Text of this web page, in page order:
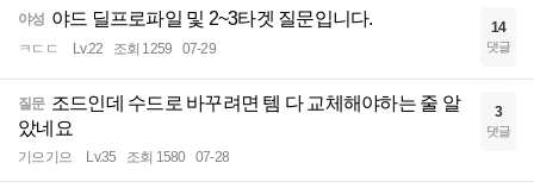
야성 야드 딜프로파일 및 2~3타겟 질문입니다.
ㅋㄷㄷ Lv.22 조회 1259 07-29
14
댓글
질문 조드인데 수드로 바꾸려면 템 다 교체해야하는 줄 알
았네요
기으기으 Lv.35 조회 1580 07-28
3
댓글